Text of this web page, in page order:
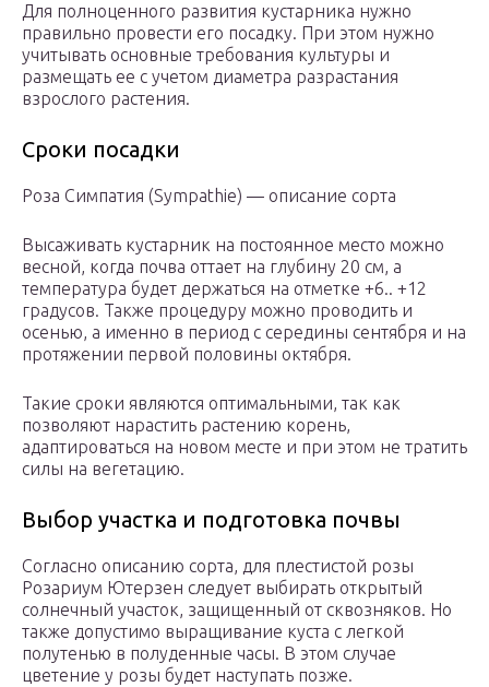
Для полноценного развития кустарника нужно
правильно провести его посадку. При этом нужно
учитывать основные требования культуры и
размещать ее с учетом диаметра разрастания
взрослого растения.
Сроки посадки
Роза Симпатия (Sympathie) — описание сорта
Высаживать кустарник на постоянное место можно
весной, когда почва оттает на глубину 20 см, а
температура будет держаться на отметке +6.. +12
градусов. Также процедуру можно проводить и
осенью, а именно в период с середины сентября и на
протяжении первой половины октября.
Такие сроки являются оптимальными, так как
позволяют нарастить растению корень,
адаптироваться на новом месте и при этом не тратить
силы на вегетацию.
Выбор участка и подготовка почвы
Согласно описанию сорта, для плестистой розы
Розариум Ютерзен следует выбирать открытый
солнечный участок, защищенный от сквозняков. Но
также допустимо выращивание куста с легкой
полутенью в полуденные часы. В этом случае
цветение у розы будет наступать позже.